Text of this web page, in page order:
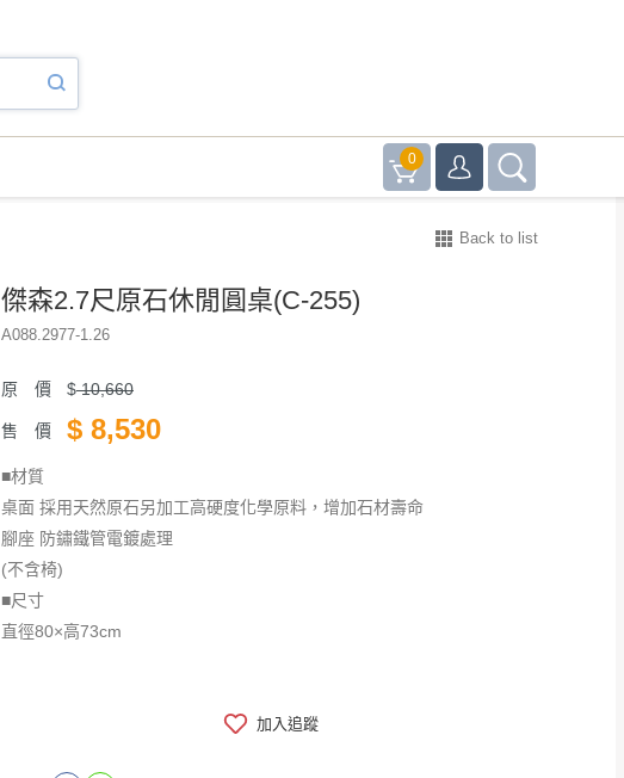
0
Back to list
傑森2.7尺原石休閒圓桌(C-255)
A088.2977-1.26
原 價 $10,660
售 價 $ 8,530
■材質
桌面 採用天然原石另加工高硬度化學原料，增加石材壽命
腳座 防鏽鐵管電鍍處理
(不含椅)
■尺寸
直徑80×高73cm
加入追蹤